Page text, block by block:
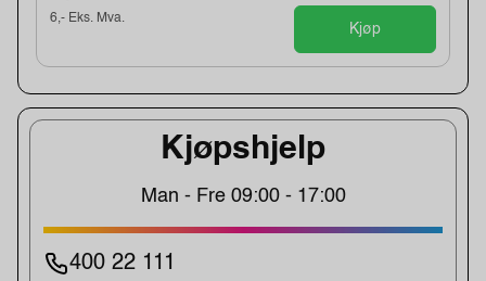
Kjøpshjelp
Man - Fre 09:00 - 17:00
400 22 111
6,- Eks. Mva.
Kjøp